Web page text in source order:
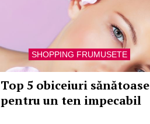
SHOPPING FRUMUSETE
Top 5 obiceiuri sănătoase
pentru un ten impecabil